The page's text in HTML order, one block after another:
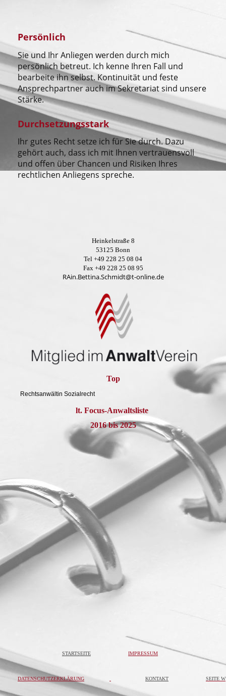
Persönlich
Sie und Ihr Anliegen werden durch mich
persönlich betreut. Ich kenne Ihren Fall und
bearbeite ihn selbst. Kontinuität und feste
Ansprechpartner auch im Sekretariat sind unsere
Stärke.
Durchsetzungsstark
Ihr gutes Recht setze ich für Sie durch. Dazu
gehört auch, dass ich mit Ihnen vertrauensvoll
und offen über Chancen und Risiken Ihres
rechtlichen Anliegens spreche.
Heinkelstraße 8
53125 Bonn
Tel +49 228 25 08 04
Fax +49 228 25 08 95
RAin.Bettina.Schmidt@t-online.de
Top
Rechtsanwältin Sozialrecht
lt. Focus-Anwaltsliste
2016 bis 2025
STARTSEITE IMPRESSUM
DATENSCHUTZERKLÄRUNG KONTAKT SEITE W